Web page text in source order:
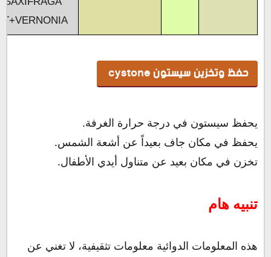
حفظ وتخزين سيستونcystone
يحفظ سيستون في درجة حرارة الغرفة.
يحفظ في مكان جاف بعيداً عن أشعة الشمس.
تخزن في مكان بعيد عن متناول أيدي الأطفال.
تنبيه هام
هذه المعلومات الدوائية معلومات تثقيفية، لا تغني عن